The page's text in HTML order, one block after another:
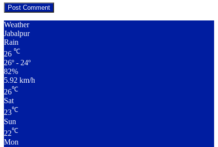
Weather
Jabalpur
Rain
26 ℃
26º - 24º
82%
5.92 km/h
26℃
Sat
23℃
Sun
22℃
Mon